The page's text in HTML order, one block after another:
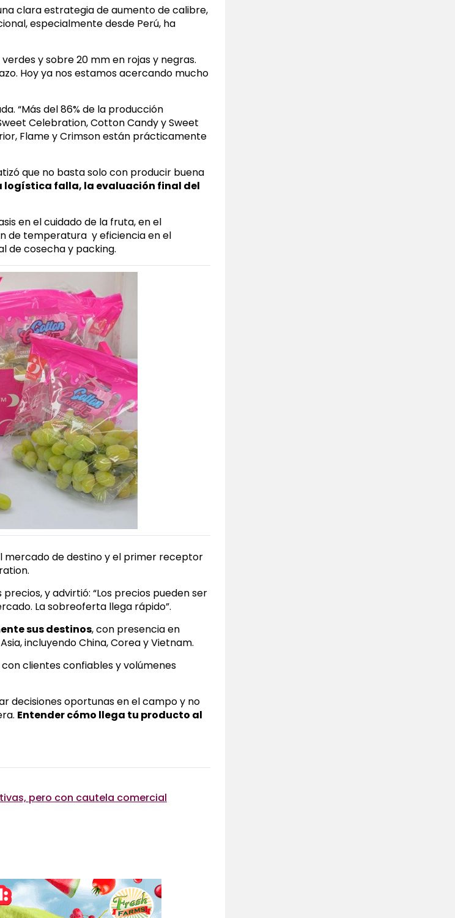
clara estrategia de aumento de calibre,
especialmente desde Perú, ha
y sobre 20 mm en rojas y negras.
Hoy ya nos estamos acercando mucho
“Más del 86% de la producción
Celebration, Cotton Candy y Sweet
Flame y Crimson están prácticamente
que no basta solo con producir buena
logística falla, la evaluación final del
en el cuidado de la fruta, en el
de temperatura y eficiencia en el
de cosecha y packing.
mercado de destino y el primer receptor
y advirtió: “Los precios pueden ser
La sobreoferta llega rápido”.
sus destinos, con presencia en
incluyendo China, Corea y Vietnam.
clientes confiables y volúmenes
decisiones oportunas en el campo y no
Entender cómo llega tu producto al
pero con cautela comercial